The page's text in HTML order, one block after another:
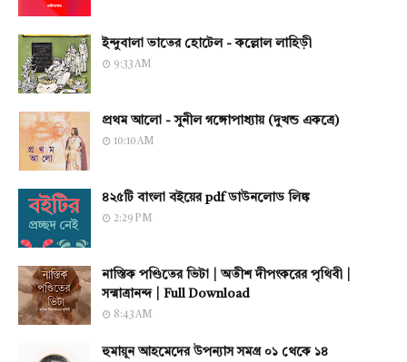
ইন্দুবালা ভাতের হোটেল - কল্লোল লাহিড়ী
9:33 AM
প্রথম আলো - সুনীল গঙ্গোপাধ্যায় (দুখন্ড একত্রে)
10:10 AM
৪২৫টি বাংলা বইয়ের pdf ডাউনলোড লিঙ্ক
2:29 PM
নাস্তিক পণ্ডিতের ভিটা | অতীশ দীপংকরের পৃথিবী |
সন্মাত্রানন্দ | Full Download
8:43 AM
হুমায়ূন আহমেদের উপন্যাস সমগ্র ০১ থেকে ১৪